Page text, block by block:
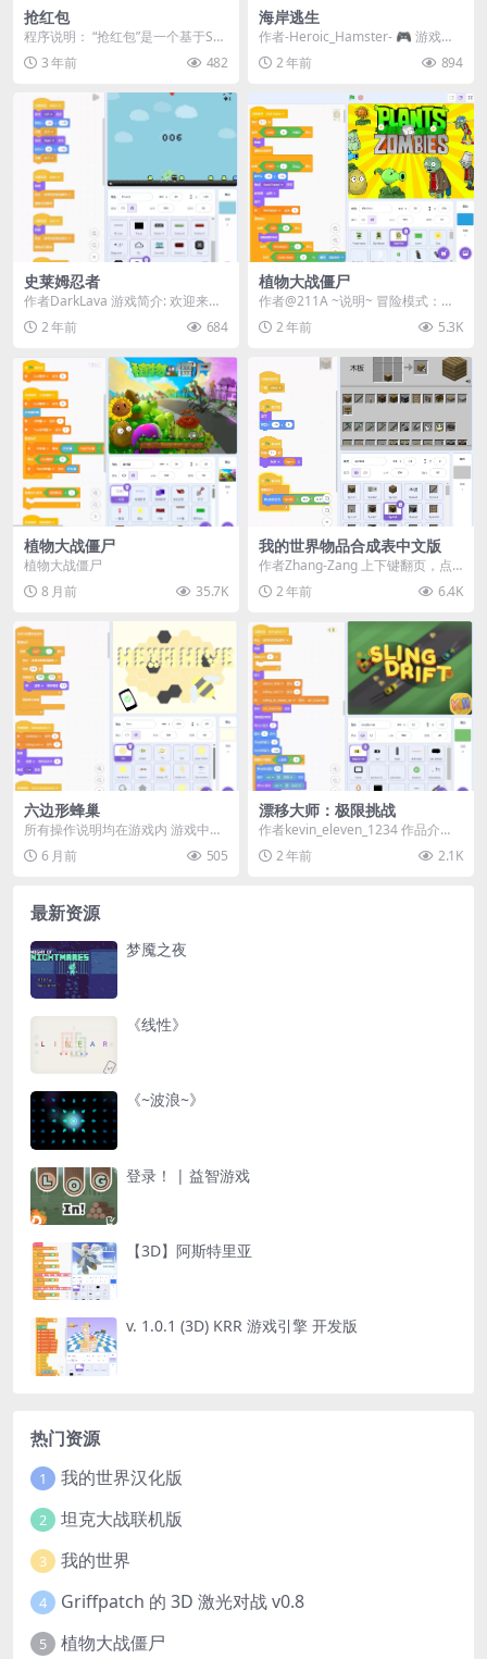
抢红包
程序说明： “抢红包”是一个基于Scr
atch平台开发的简单而有趣的小游
戏。在游...
3 年前 482
海岸逃生
作者-Heroic_Hamster- 🎮 游戏目
标： 避开海水：随着时间推移，
海...2 年前 894
史莱姆忍者
作者DarkLava 游戏简介: 欢迎来到
《史莱姆忍者》！游戏的目标是尽
可能存活...
2 年前 684
植物大战僵尸
作者@211A ~说明~ 冒险模式：通
关所有关卡 生存模式：尽可能长时
间地防守 ...
2 年前 5.3K
植物大战僵尸
植物大战僵尸
8 月前
35.7K
我的世界物品合成表中文版
作者Zhang-Zang 上下键翻页，点
击图标查看合成表。 预览
2 年前 6.4K
六边形蜂巢
所有操作说明均在游戏内 游戏中有
20条关于蜜蜂的知识，记得全部看
完哦！ ====...
6 月前 505
漂移大师：极限挑战
作者kevin_eleven_1234 作品介
绍： 🌟 欢迎来到《漂移大师：极
限...2 年前 2.1K
最新资源
梦魇之夜
《线性》
《~波浪~》
登录！ | 益智游戏
【3D】阿斯特里亚
v. 1.0.1 (3D) KRR 游戏引擎 开发版
热门资源
1 我的世界汉化版
2 坦克大战联机版
3 我的世界
4 Griffpatch 的 3D 激光对战 v0.8
5 植物大战僵尸